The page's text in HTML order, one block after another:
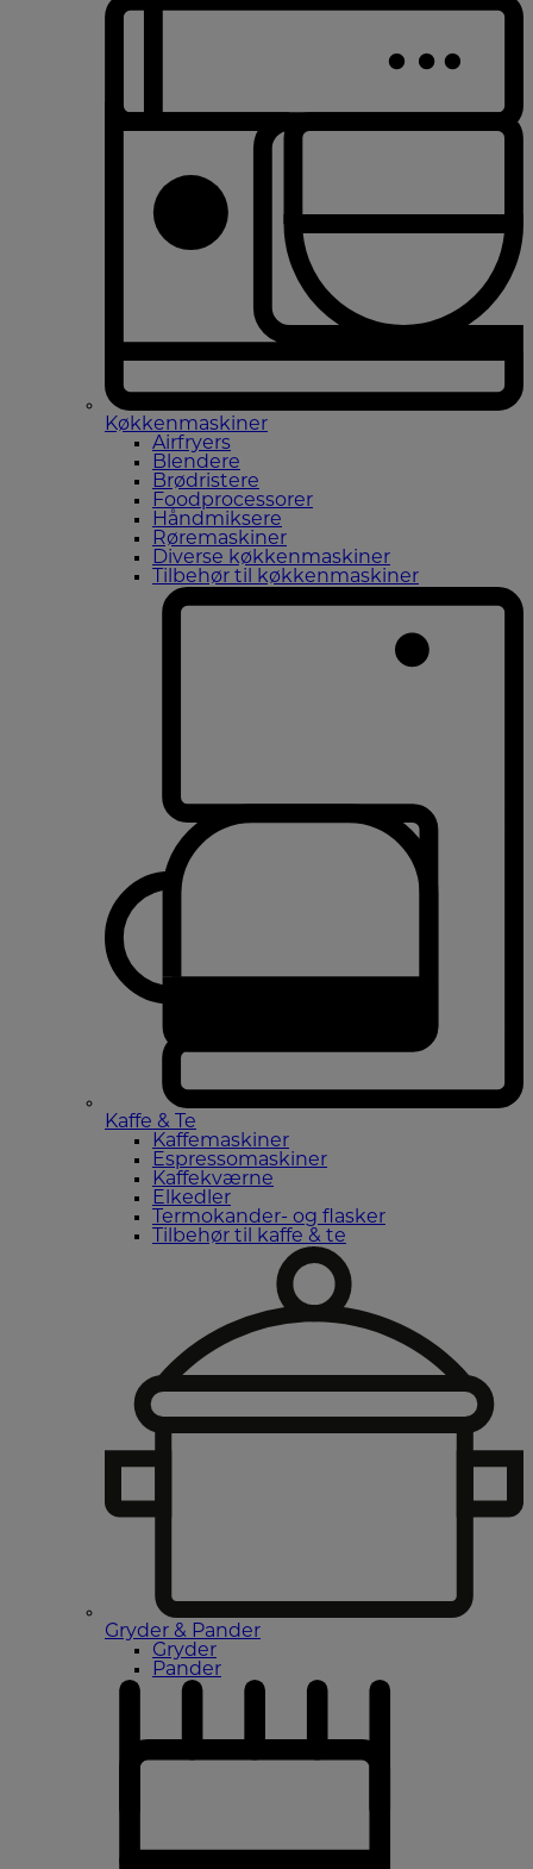
Køkkenmaskiner
Airfryers
Blendere
Brødristere
Foodprocessorer
Håndmiksere
Røremaskiner
Diverse køkkenmaskiner
Tilbehør til køkkenmaskiner
Kaffe & Te
Kaffemaskiner
Espressomaskiner
Kaffekværne
Elkedler
Termokander- og flasker
Tilbehør til kaffe & te
Gryder & Pander
Gryder
Pander